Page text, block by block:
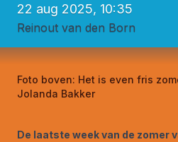
22 aug 2025, 10:35
Reinout van den Born
Foto boven: Het is even fris
Jolanda Bakker
De laatste week van de zomer